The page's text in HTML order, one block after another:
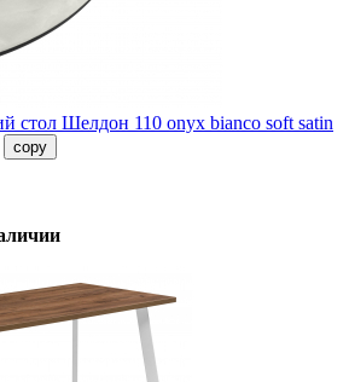
стол Шелдон 110 onyx bianco soft satin
copy